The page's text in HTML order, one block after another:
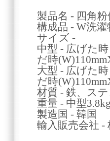
製品名 - 四角
構成品 - W洗
サイズ -
中型 - 広げた
だ時
大型 - 広げた
だ時
材質 - 鉄、ス
重量 - 中型
製造国 - 韓国
輸入販売会社 -